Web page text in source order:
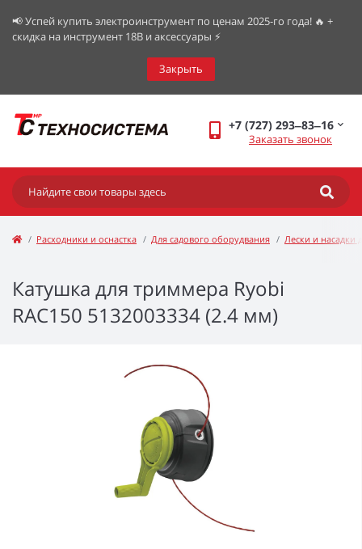
📢 Успей купить электроинструмент по ценам 2025-го года! 🔥 +
скидка на инструмент 18В и аксессуары ⚡️
Закрыть
+7 (727) 293‒83‒16
Заказать звонок
Расходники и оснастка Для садового оборудвания Лески и насадки
Катушка для триммера Ryobi
RAC150 5132003334 (2.4 мм)